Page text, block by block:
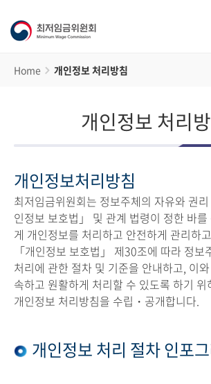
Home 개인정보 처리방침
개인정보 처리
개인정보처리방침
최저임금위원회는 정보주체의 자유와 권
인정보 보호법」 및 관계 법령이 정한 바
게 개인정보를 처리하고 안전하게 관리하
「개인정보 보호법」 제30조에 따라 정보
처리에 관한 절차 및 기준을 안내하고, 이
속하고 원활하게 처리할 수 있도록 하기 위
개인정보 처리방침을 수립・공개합니다.
개인정보 처리 절차 인포